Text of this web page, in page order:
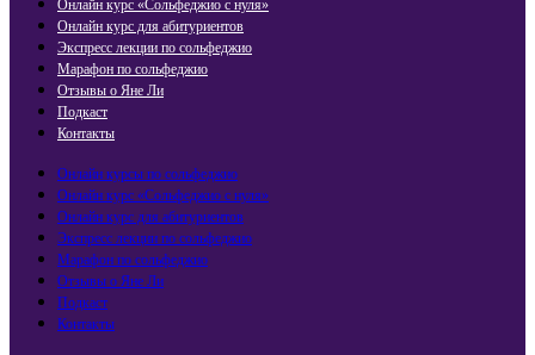
Онлайн курс «Сольфеджио с нуля»
Онлайн курс для абитуриентов
Экспресс лекции по сольфеджио​
Марафон по сольфеджио
Отзывы о Яне Ли
Подкаст
Контакты
Онлайн курсы по сольфеджио
Онлайн курс «Сольфеджио с нуля»
Онлайн курс для абитуриентов
Экспресс лекции по сольфеджио​
Марафон по сольфеджио
Отзывы о Яне Ли
Подкаст
Контакты